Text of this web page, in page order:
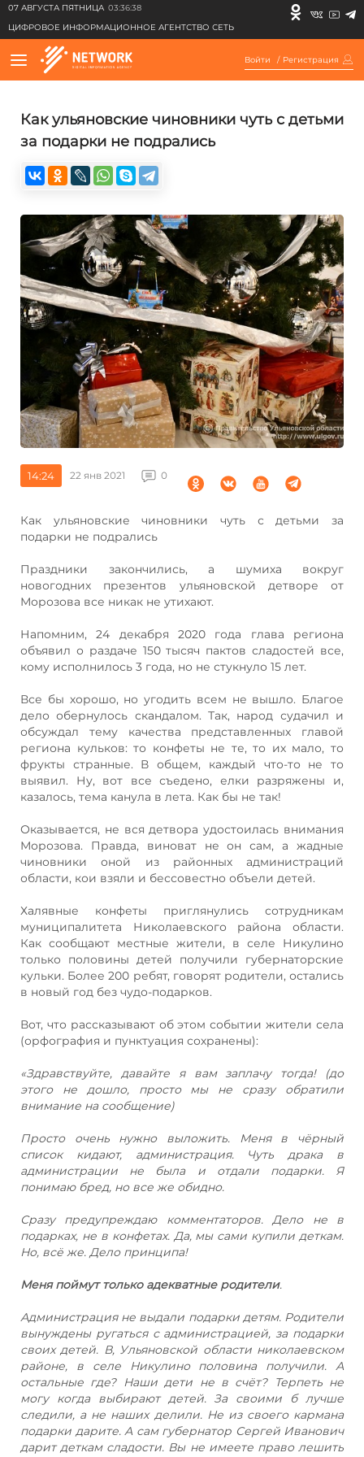
07 АВГУСТА ПЯТНИЦА 03:36:38
ЦИФРОВОЕ ИНФОРМАЦИОННОЕ АГЕНТСТВО СЕТЬ
Войти / Регистрация
Как ульяновские чиновники чуть с детьми
за подарки не подрались
14:24 22 янв 2021 0
Как ульяновские чиновники чуть с детьми за
подарки не подрались
Праздники закончились, а шумиха вокруг
новогодних презентов ульяновской детворе от
Морозова все никак не утихают.
Напомним, 24 декабря 2020 года глава региона
объявил о раздаче 150 тысяч пактов сладостей все,
кому исполнилось 3 года, но не стукнуло 15 лет.
Все бы хорошо, но угодить всем не вышло. Благое
дело обернулось скандалом. Так, народ судачил и
обсуждал тему качества представленных главой
региона кульков: то конфеты не те, то их мало, то
фрукты странные. В общем, каждый что-то не то
выявил. Ну, вот все съедено, елки разряжены и,
казалось, тема канула в лета. Как бы не так!
Оказывается, не вся детвора удостоилась внимания
Морозова. Правда, виноват не он сам, а жадные
чиновники оной из районных администраций
области, кои взяли и бессовестно объели детей.
Халявные конфеты приглянулись сотрудникам
муниципалитета Николаевского района области.
Как сообщают местные жители, в селе Никулино
только половины детей получили губернаторские
кульки. Более 200 ребят, говорят родители, остались
в новый год без чудо-подарков.
Вот, что рассказывают об этом событии жители села
(орфография и пунктуация сохранены):
«Здравствуйте, давайте я вам заплачу тогда! (до
этого не дошло, просто мы не сразу обратили
внимание на сообщение)
Просто очень нужно выложить. Меня в чёрный
список кидают, администрация. Чуть драка в
администрации не была и отдали подарки. Я
понимаю бред, но все же обидно.
Сразу предупреждаю комментаторов. Дело не в
подарках, не в конфетах. Да, мы сами купили деткам.
Но, всё же. Дело принципа!
Меня поймут только адекватные родители.
Администрация не выдали подарки детям. Родители
вынуждены ругаться с администрацией, за подарки
своих детей. В, Ульяновской области николаевском
районе, в селе Никулино половина получили. А
остальные где? Наши дети не в счёт? Терпеть не
могу когда выбирают детей. За своими б лучше
следили, а не наших делили. Не из своего кармана
подарки дарите. А сам губернатор Сергей Иванович
дарит деткам сладости. Вы не имеете право лешить